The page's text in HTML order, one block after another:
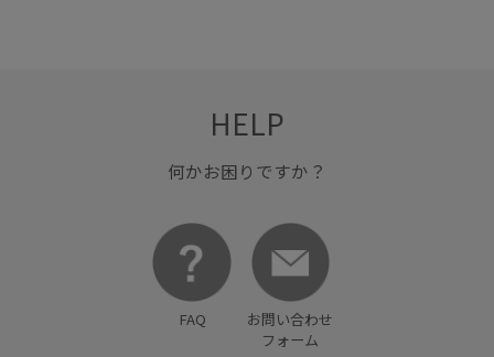
HELP
何かお困りですか？
FAQ
お問い合わせ
フォーム